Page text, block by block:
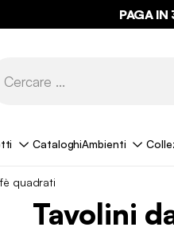
PAGA IN
CataloghiAmbienti
quadrati
Tavolini